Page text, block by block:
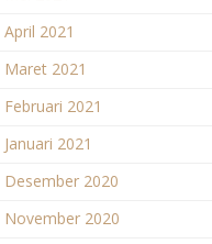
April 2021
Maret 2021
Februari 2021
Januari 2021
Desember 2020
November 2020